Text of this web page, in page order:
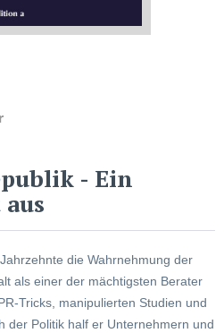
- Ein
die Wahrnehmung der
als einer der mächtigsten Berater
Tricks, manipulierten Studien und
der Politik half er Unternehmern und